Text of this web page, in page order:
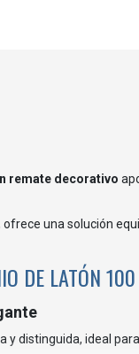
remate decorativo
ofrece una solución
DE LATÓN
y distinguida, ideal